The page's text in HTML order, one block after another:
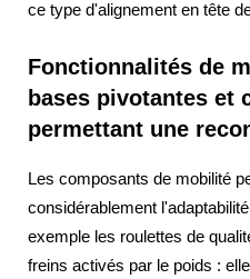
ce type d'alignement en tête
Fonctionnalités de
bases pivotantes et
permettant une
Les composants de mobilité
considérablement
exemple les roulettes de
freins activés par le poids :